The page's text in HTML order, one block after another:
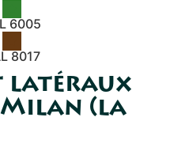
6005
8017
latéraux
(la